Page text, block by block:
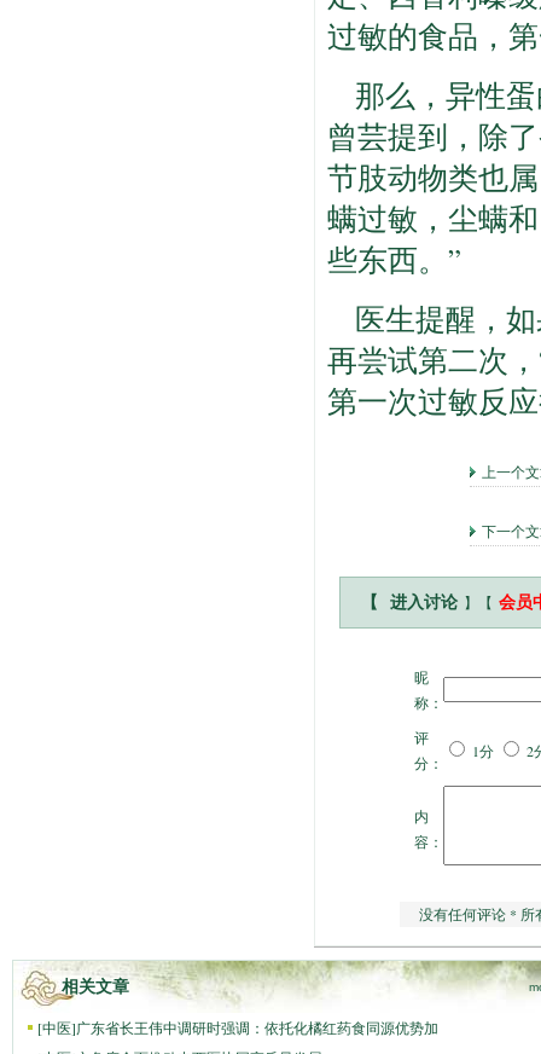
过敏的食品，
那么，异性
曾芸提到，除
节肢动物类也
螨过敏，尘螨
些东西。”
医生提醒，
再尝试第二次
第一次过敏反
上一个
下一个
【 进入讨论 】【 会员
昵
称：
评
分：
1分 2
内
容：
没有任何评论 * 所
相关文章
[中医]广东省长王伟中调研时强调：依托化橘红药食同源优势加